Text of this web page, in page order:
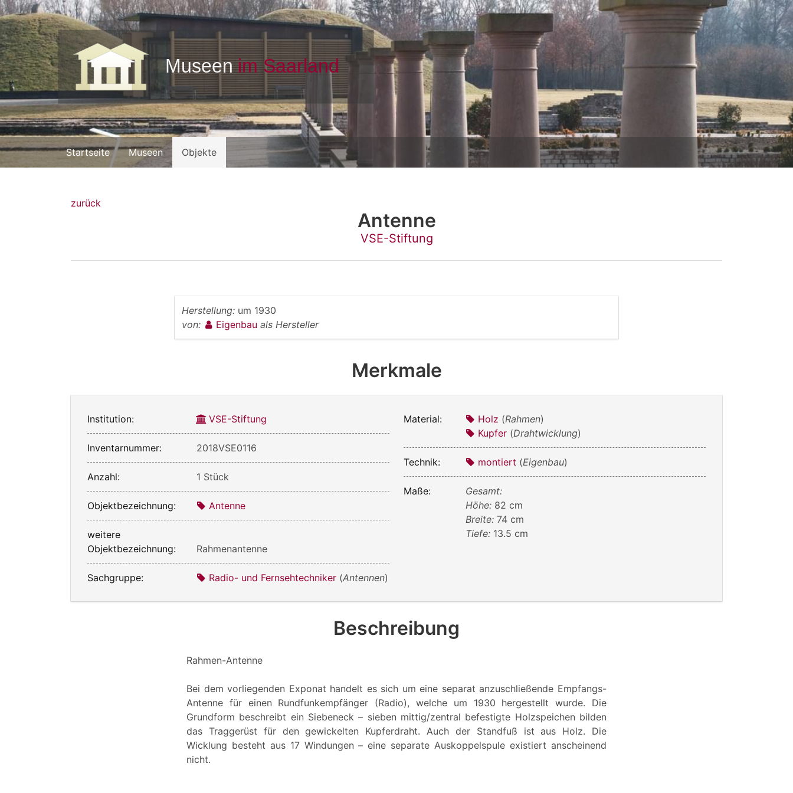
Startseite Museen Objekte
zurück
Antenne
VSE-Stiftung
Herstellung: um 1930
von:
Eigenbau als Hersteller
Merkmale
Institution: VSE-Stiftung
Inventarnummer: 2018VSE0116
Anzahl: 1 Stück
Objektbezeichnung: Antenne
weitere
Objektbezeichnung:
Rahmenantenne
Sachgruppe: Radio- und Fernsehtechniker (Antennen)
Material: Holz (Rahmen)
Kupfer (Drahtwicklung)
Technik: montiert (Eigenbau)
Maße:
Gesamt:
Höhe: 82 cm
Breite:74 cm
Tiefe: 13.5 cm
Beschreibung
Rahmen-Antenne
Bei dem vorliegenden Exponat handelt es sich um eine separat anzuschließende Empfangs-
Antenne für einen Rundfunkempfänger (Radio), welche um 1930 hergestellt wurde. Die
Grundform beschreibt ein Siebeneck – sieben mittig/zentral befestigte Holzspeichen bilden
das Traggerüst für den gewickelten Kupferdraht. Auch der Standfuß ist aus Holz. Die
Wicklung besteht aus 17 Windungen – eine separate Auskoppelspule existiert anscheinend
nicht.